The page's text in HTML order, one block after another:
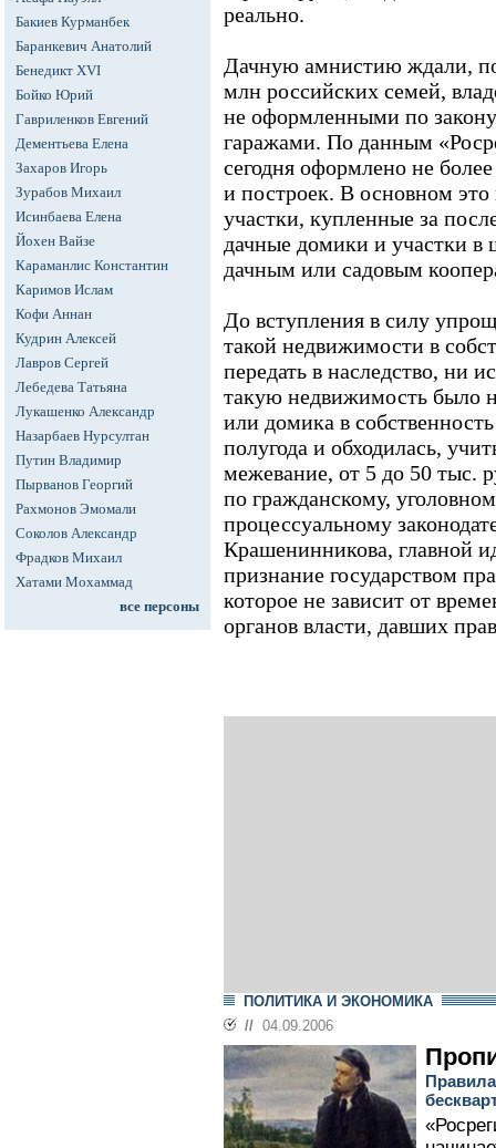
Бакиев Курманбек
Баранкевич Анатолий
Бенедикт XVI
Бойко Юрий
Гавриленков Евгений
Дементьева Елена
Захаров Игорь
Зурабов Михаил
Исинбаева Елена
Йохен Вайзе
Караманлис Константин
Каримов Ислам
Кофи Аннан
Кудрин Алексей
Лавров Сергей
Лебедева Татьяна
Лукашенко Александр
Назарбаев Нурсултан
Путин Владимир
Пырванов Георгий
Рахмонов Эмомали
Соколов Александр
Фрадков Михаил
Хатами Мохаммад
все персоны
реально.
Дачную амнистию ждали,
млн российских семей,
не оформленными по
гаражами. По данным
сегодня оформлено не
и построек. В основном
участки, купленные за
дачные домики и участки в
дачным или садовым
До вступления в силу
такой недвижимости в
передать в наследство, ни
такую недвижимость было
или домика в
полугода и обходилась,
межевание, от 5 до 50 тыс.
по гражданскому,
процессуальному
Крашенинникова, главной
признание государством
которое не зависит от
органов власти, давших
ПОЛИТИКА И ЭКОНОМИКА
// 04.09.2006